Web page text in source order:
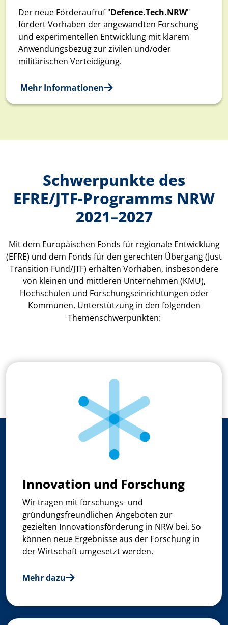
Der neue Förderaufruf "Defence.Tech.NRW"
fördert Vorhaben der angewandten Forschung
und experimentellen Entwicklung mit klarem
Anwendungsbezug zur zivilen und/oder
militärischen Verteidigung.
Mehr Informationen
Schwerpunkte des
EFRE/JTF-Programms NRW
2021–2027
Mit dem Europäischen Fonds für regionale Entwicklung
(EFRE) und dem Fonds für den gerechten Übergang (Just
Transition Fund/JTF) erhalten Vorhaben, insbesondere
von kleinen und mittleren Unternehmen (KMU),
Hochschulen und Forschungseinrichtungen oder
Kommunen, Unterstützung in den folgenden
Themenschwerpunkten:
Innovation und Forschung
Wir tragen mit forschungs- und
gründungsfreundlichen Angeboten zur
gezielten Innovationsförderung in NRW bei. So
können neue Ergebnisse aus der Forschung in
der Wirtschaft umgesetzt werden.
Mehr dazu